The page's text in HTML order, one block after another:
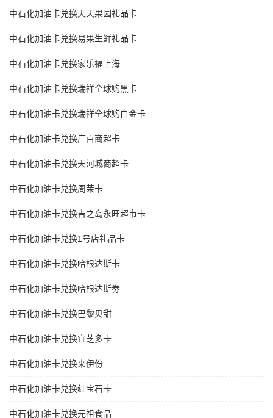
中石化加油卡兑换天天果园礼品卡
中石化加油卡兑换易果生鲜礼品卡
中石化加油卡兑换家乐福上海
中石化加油卡兑换瑞祥全球购黑卡
中石化加油卡兑换瑞祥全球购白金卡
中石化加油卡兑换广百商超卡
中石化加油卡兑换天河城商超卡
中石化加油卡兑换周茉卡
中石化加油卡兑换吉之岛永旺超市卡
中石化加油卡兑换1号店礼品卡
中石化加油卡兑换哈根达斯卡
中石化加油卡兑换哈根达斯劵
中石化加油卡兑换巴黎贝甜
中石化加油卡兑换宜芝多卡
中石化加油卡兑换来伊份
中石化加油卡兑换红宝石卡
中石化加油卡兑换元祖食品